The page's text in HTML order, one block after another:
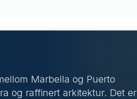
Marbella og Puerto
og raffinert arkitektur. Det er